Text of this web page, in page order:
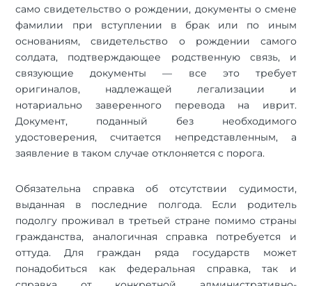
само свидетельство о рождении, документы о смене
фамилии при вступлении в брак или по иным
основаниям, свидетельство о рождении самого
солдата, подтверждающее родственную связь, и
связующие документы — все это требует
оригиналов, надлежащей легализации и
нотариально заверенного перевода на иврит.
Документ, поданный без необходимого
удостоверения, считается непредставленным, а
заявление в таком случае отклоняется с порога.
Обязательна справка об отсутствии судимости,
выданная в последние полгода. Если родитель
подолгу проживал в третьей стране помимо страны
гражданства, аналогичная справка потребуется и
оттуда. Для граждан ряда государств может
понадобиться как федеральная справка, так и